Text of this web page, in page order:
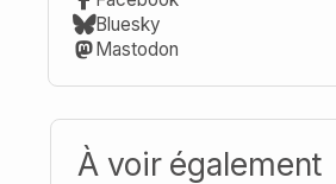
Bluesky
Mastodon
À voir également